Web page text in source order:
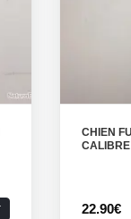
CHIEN
22.90€